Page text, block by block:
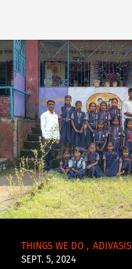
THINGS WE DO , ADIVASIS
SEPT. 5, 2024